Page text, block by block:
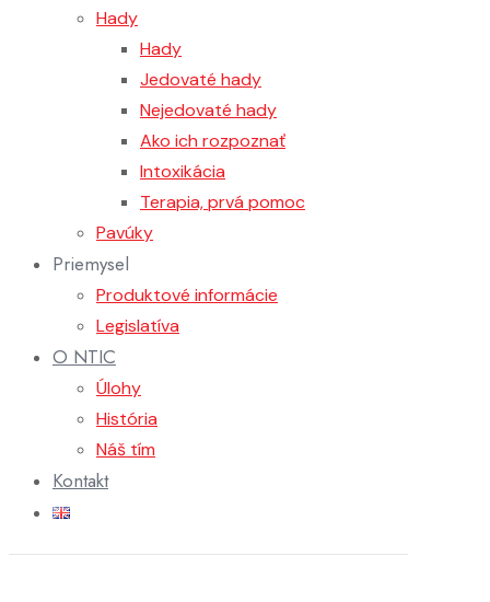
Hady
Hady
Jedovaté hady
Nejedovaté hady
Ako ich rozpoznať
Intoxikácia
Terapia, prvá pomoc
Pavúky
Priemysel
Produktové informácie
Legislatíva
O NTIC
Úlohy
História
Náš tím
Kontakt